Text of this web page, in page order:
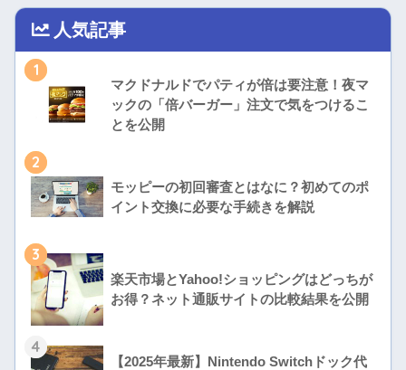
人気記事
1
マクドナルドでパティが倍は要注意！夜マ
ックの「倍バーガー」注文で気をつけるこ
とを公開
2
モッピーの初回審査とはなに？初めてのポ
イント交換に必要な手続きを解説
3
楽天市場とYahoo!ショッピングはどっちが
お得？ネット通販サイトの比較結果を公開
4
【2025年最新】Nintendo Switchドック代